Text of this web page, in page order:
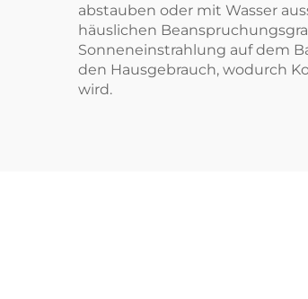
abstauben oder mit Wasser
häuslichen
Sonneneinstrahlung auf dem
den Hausgebrauch, wodurch
wird.